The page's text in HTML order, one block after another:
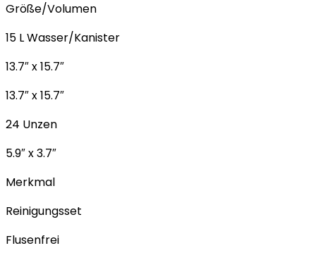
Größe/Volumen
15 L Wasser/Kanister
13.7″ x 15.7″
13.7″ x 15.7″
24 Unzen
5.9″ x 3.7″
Merkmal
Reinigungsset
Flusenfrei